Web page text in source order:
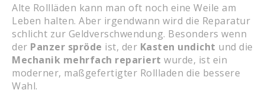
Alte Rollläden kann man oft noch eine Weile am
Leben halten. Aber irgendwann wird die Reparatur
schlicht zur Geldverschwendung. Besonders wenn
der Panzer spröde ist, der Kasten undicht und die
Mechanik mehrfach repariert wurde, ist ein
moderner, maßgefertigter Rollladen die bessere
Wahl.